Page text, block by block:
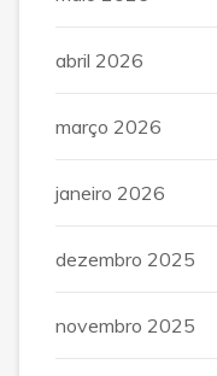
abril 2026
março 2026
janeiro 2026
dezembro 2025
novembro 2025